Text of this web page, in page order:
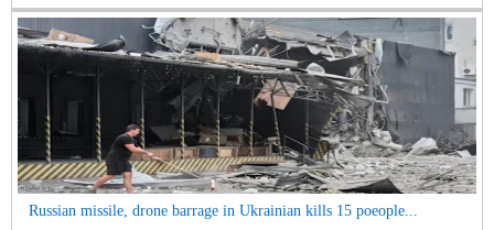
Russian missile, drone barrage in Ukrainian kills 15 poeople...